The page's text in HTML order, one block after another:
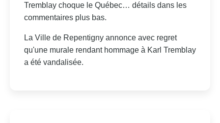
Tremblay choque le Québec… détails dans les
commentaires plus bas.
La Ville de Repentigny annonce avec regret
qu'une murale rendant hommage à Karl Tremblay
a été vandalisée.